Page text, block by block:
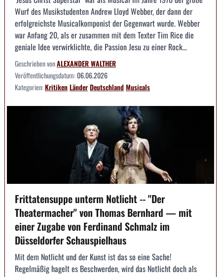
Wurf des Musikstudenten Andrew Lloyd Webber, der dann der
erfolgreichste Musicalkomponist der Gegenwart wurde. Webber
war Anfang 20, als er zusammen mit dem Texter Tim Rice die
geniale Idee verwirklichte, die Passion Jesu zu einer Rock...
Geschrieben vonALEXANDER WALTHER
Veröffentlichungsdatum:06.06.2026
Kategorien:KritikenLänderDeutschlandMusicals
Frittatensuppe unterm Notlicht -- "Der
Theatermacher" von Thomas Bernhard — mit
einer Zugabe von Ferdinand Schmalz im
Düsseldorfer Schauspielhaus
Mit dem Notlicht und der Kunst ist das so eine Sache!
Regelmäßig hagelt es Beschwerden, wird das Notlicht doch als